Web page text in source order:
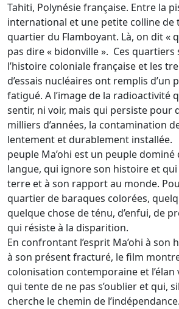
Tahiti, Polynésie française. Entre la
international et une petite colline de
quartier du Flamboyant. Là, on dit «
pas dire « bidonville ». Ces quartiers
l’histoire coloniale française et les
d’essais nucléaires ont remplis d’un
fatigué. A l’image de la radioactivité
sentir, ni voir, mais qui persiste pour
milliers d’années, la contamination
lentement et durablement installée.
peuple Ma’ohi est un peuple dominé
langue, qui ignore son histoire et qui
terre et à son rapport au monde.
quartier de baraques colorées,
quelque chose de ténu, d’enfui, de
qui résiste à la disparition.
En confrontant l’esprit Ma’ohi à son
à son présent fracturé, le film
colonisation contemporaine et l’élan
qui tente de ne pas s’oublier et qui,
cherche le chemin de l’indépendance.